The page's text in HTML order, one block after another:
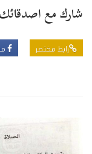
شارك مع اصدقائك
رابط مختصر